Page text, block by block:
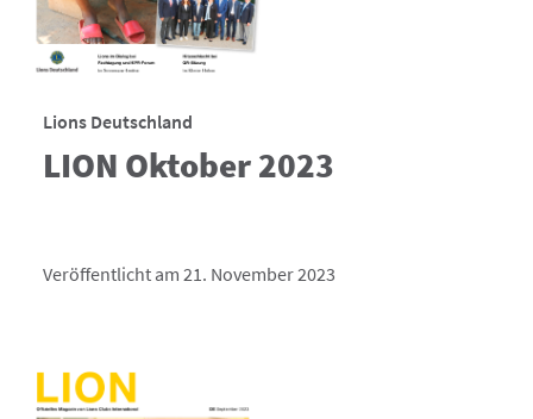
Lions Deutschland
LION Oktober 2023
Veröffentlicht am 21. November 2023